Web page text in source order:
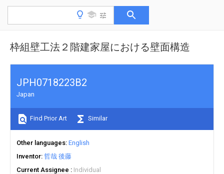
枠組壁工法２階建家屋における壁面構造
JPH0718223B2
Japan
Find Prior Art Similar
Other languages English
Inventor 哲哉 後藤
Current Assignee
Individual